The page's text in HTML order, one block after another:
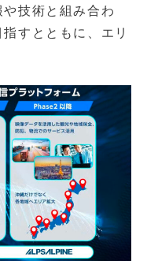
技術と組み合わ
すとともに、エリ